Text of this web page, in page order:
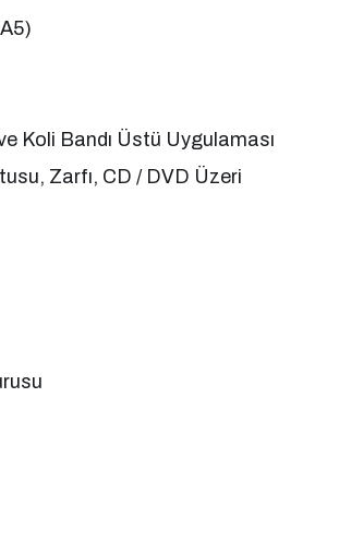
Koli Bandı Üstü Uygulaması
Zarfı, CD / DVD Üzeri